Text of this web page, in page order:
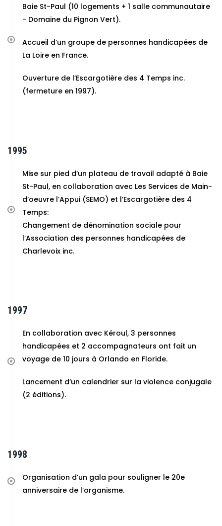
Baie St-Paul (10 logements + 1 salle communautaire
- Domaine du Pignon Vert).
Accueil d’un groupe de personnes handicapées de
La Loire en France.
Ouverture de l’Escargotière des 4 Temps inc.
(fermeture en 1997).
1995
Mise sur pied d’un plateau de travail adapté à Baie
St-Paul, en collaboration avec Les Services de Main-
d’oeuvre l’Appui (SEMO) et l’Escargotière des 4
Temps:
Changement de dénomination sociale pour
l’Association des personnes handicapées de
Charlevoix inc.
1997
En collaboration avec Kéroul, 3 personnes
handicapées et 2 accompagnateurs ont fait un
voyage de 10 jours à Orlando en Floride.
Lancement d’un calendrier sur la violence conjugale
(2 éditions).
1998
Organisation d’un gala pour souligner le 20e
anniversaire de l’organisme.